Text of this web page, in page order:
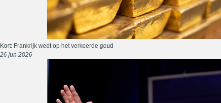
Kort: Frankrijk wedt op het verkeerde goud
26 jun 2026